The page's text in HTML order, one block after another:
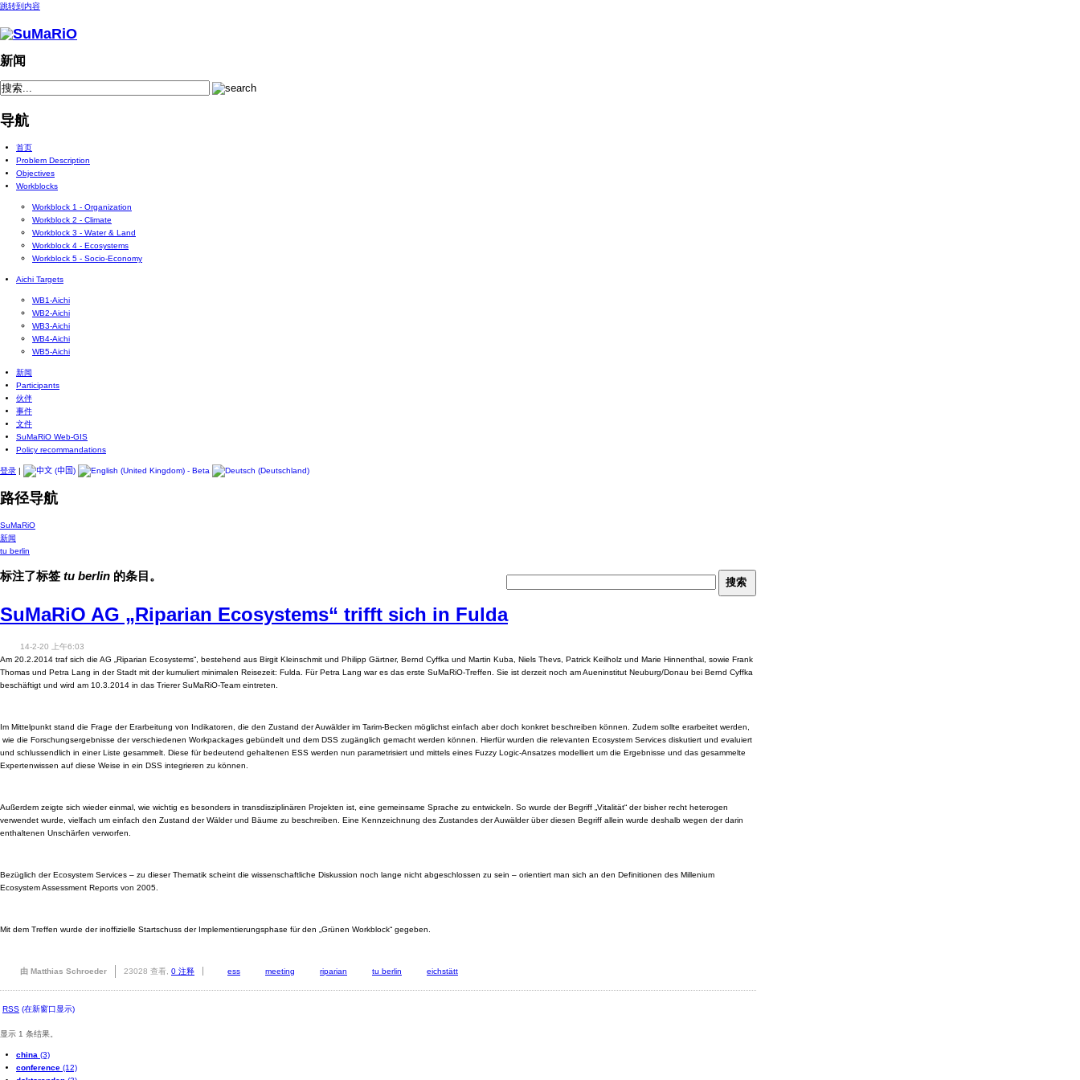
跳转到内容
新闻
导航
首页
Problem Description
Objectives
Workblocks
Workblock 1 - Organization
Workblock 2 - Climate
Workblock 3 - Water & Land
Workblock 4 - Ecosystems
Workblock 5 - Socio-Economy
Aichi Targets
WB1-Aichi
WB2-Aichi
WB3-Aichi
WB4-Aichi
WB5-Aichi
新闻
Participants
伙伴
事件
文件
SuMaRiO Web-GIS
Policy recommandations
登录 |
路径导航
SuMaRiO
新闻
tu berlin
标注了标签 tu berlin 的条目。
SuMaRiO AG „Riparian Ecosystems“ trifft sich in Fulda
14-2-20 上午6:03
Am 20.2.2014 traf sich die AG „Riparian Ecosystems“, bestehend aus Birgit Kleinschmit und Philipp Gärtner, Bernd Cyffka und Martin Kuba, Niels Thevs, Patrick Keilholz und Marie Hinnenthal, sowie Frank
Thomas und Petra Lang in der Stadt mit der kumuliert minimalen Reisezeit: Fulda. Für Petra Lang war es das erste SuMaRiO-Treffen. Sie ist derzeit noch am Aueninstitut Neuburg/Donau bei Bernd Cyffka
beschäftigt und wird am 10.3.2014 in das Trierer SuMaRiO-Team eintreten.
Im Mittelpunkt stand die Frage der Erarbeitung von Indikatoren, die den Zustand der Auwälder im Tarim-Becken möglichst einfach aber doch konkret beschreiben können. Zudem sollte erarbeitet werden,
wie die Forschungsergebnisse der verschiedenen Workpackages gebündelt und dem DSS zugänglich gemacht werden können. Hierfür wurden die relevanten Ecosystem Services diskutiert und evaluiert
und schlussendlich in einer Liste gesammelt. Diese für bedeutend gehaltenen ESS werden nun parametrisiert und mittels eines Fuzzy Logic-Ansatzes modelliert um die Ergebnisse und das gesammelte
Expertenwissen auf diese Weise in ein DSS integrieren zu können.
Außerdem zeigte sich wieder einmal, wie wichtig es besonders in transdisziplinären Projekten ist, eine gemeinsame Sprache zu entwickeln. So wurde der Begriff „Vitalität“ der bisher recht heterogen
verwendet wurde, vielfach um einfach den Zustand der Wälder und Bäume zu beschreiben. Eine Kennzeichnung des Zustandes der Auwälder über diesen Begriff allein wurde deshalb wegen der darin
enthaltenen Unschärfen verworfen.
Bezüglich der Ecosystem Services – zu dieser Thematik scheint die wissenschaftliche Diskussion noch lange nicht abgeschlossen zu sein – orientiert man sich an den Definitionen des Millenium
Ecosystem Assessment Reports von 2005.
Mit dem Treffen wurde der inoffizielle Startschuss der Implementierungsphase für den „Grünen Workblock“ gegeben.
由 Matthias Schroeder 23028 查看, 0 注释 ess meeting riparian tu berlin eichstätt
RSS (在新窗口显示)
显示 1 条结果。
china (3)
conference (12)